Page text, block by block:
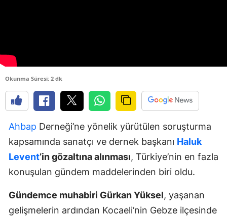
Okunma Süresi: 2 dk
Ahbap Derneği’ne yönelik yürütülen soruşturma
kapsamında sanatçı ve dernek başkanı Haluk
Levent’in gözaltına alınması, Türkiye’nin en fazla
konuşulan gündem maddelerinden biri oldu.
Gündemce muhabiri Gürkan Yüksel, yaşanan
gelişmelerin ardından Kocaeli’nin Gebze ilçesinde